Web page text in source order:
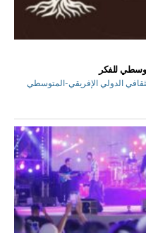
للفكر
الدولي الإفريقي-المتوسطي